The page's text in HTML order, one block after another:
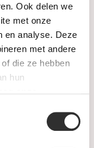
Ook delen we
met onze
en analyse. Deze
met andere
die ze hebben
hun